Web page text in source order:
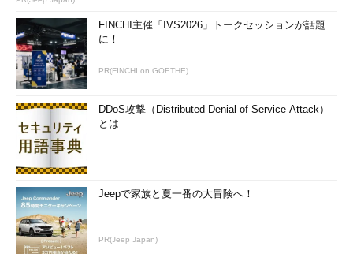
FINCHI主催「IVS2026」トークセッションが話題
に！
PR(FINCHI on GOETHE)
DDoS攻撃（Distributed Denial of Service Attack）
とは
Jeepで家族と夏一番の大冒険へ！
PR(Jeep Japan)